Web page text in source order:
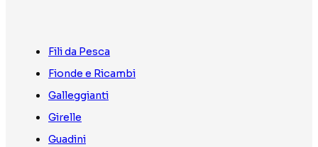
Fili da Pesca
Fionde e Ricambi
Galleggianti
Girelle
Guadini